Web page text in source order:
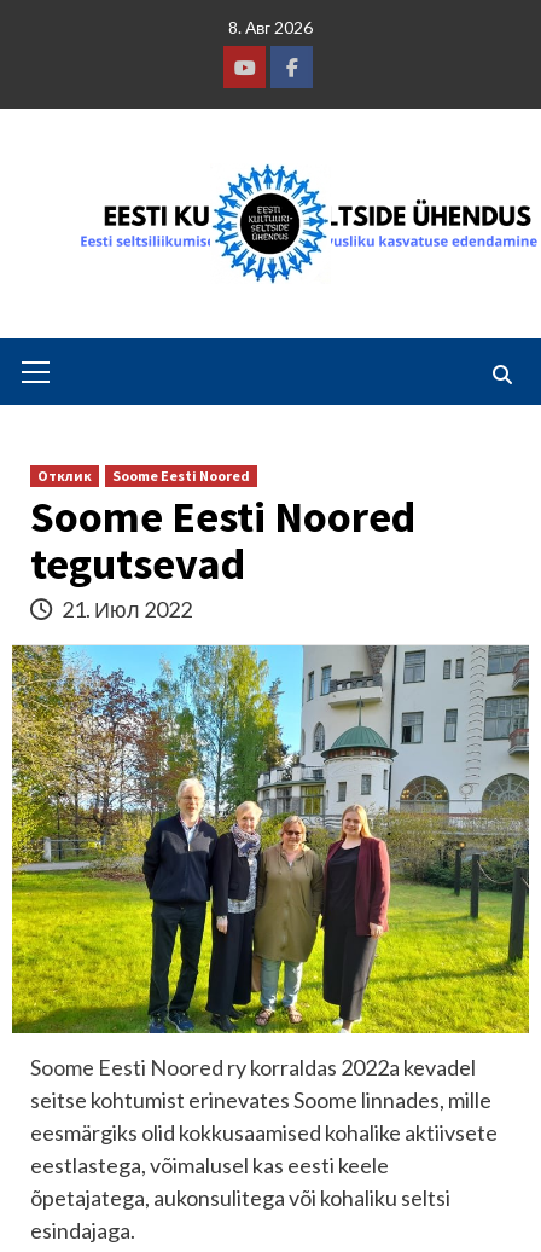
8. Авг 2026
YoutubeFacebook
Menu
Отклик Soome Eesti Noored
Soome Eesti Noored
tegutsevad
21. Июл 2022
Soome Eesti Noored ry korraldas 2022a kevadel
seitse kohtumist erinevates Soome linnades, mille
eesmärgiks olid kokkusaamised kohalike aktiivsete
eestlastega, võimalusel kas eesti keele
õpetajatega, aukonsulitega või kohaliku seltsi
esindajaga.